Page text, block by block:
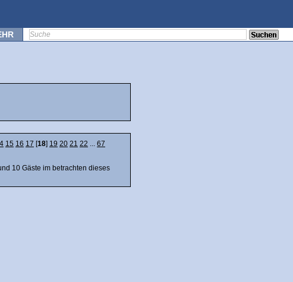
15 16 17 [18] 19 20 21 22 ... 67
10 Gäste im betrachten dieses